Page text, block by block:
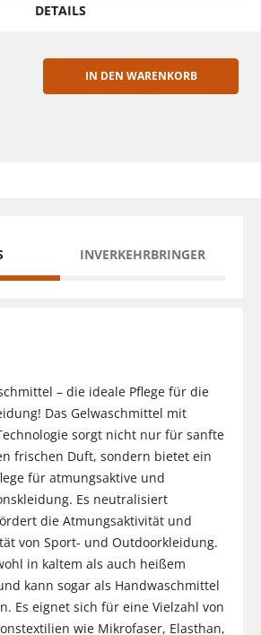
DETAILS
ERHÖHEN
IN DEN WARENKORB
INVERKEHRBRINGER
– die ideale Pflege für die
Das Gelwaschmittel mit
sorgt nicht nur für sanfte
frischen Duft, sondern bietet ein
für atmungsaktive und
Es neutralisiert
die Atmungsaktivität und
von Sport- und Outdoorkleidung.
in kaltem als auch heißem
kann sogar als Handwaschmittel
Es eignet sich für eine Vielzahl von
wie Mikrofaser, Elasthan,